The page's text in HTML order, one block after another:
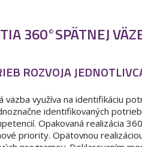
360°SPÄTNEJ
ROZVOJA
väzba využíva na identifikáciu
identifikovaných
Opakovaná realizácia
priority. Opätovnou